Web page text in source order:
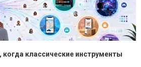
когда классические инструменты